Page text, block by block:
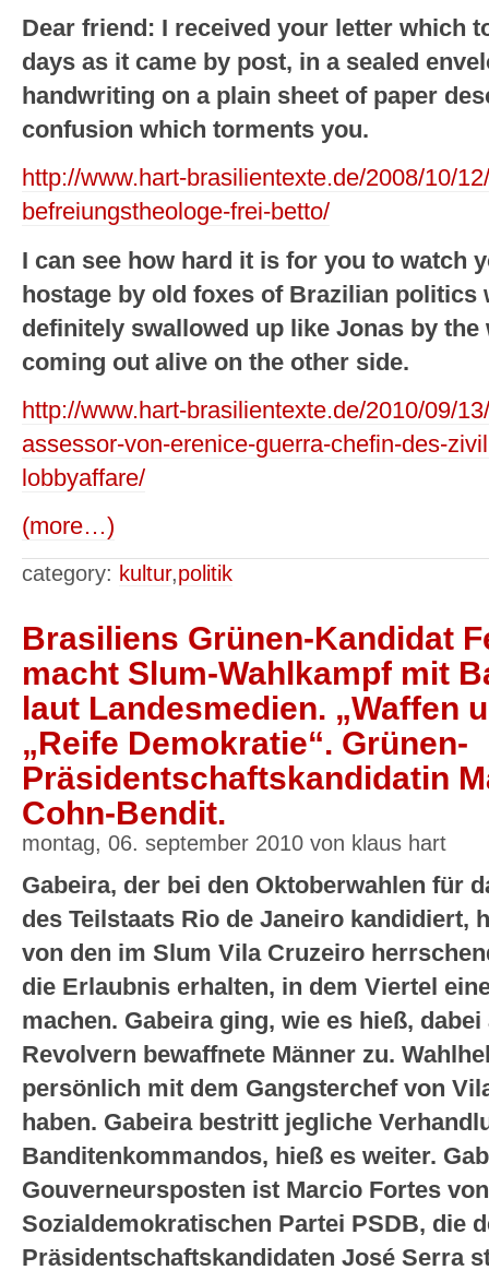
Dear friend: I received your letter which
days as it came by post, in a sealed
handwriting on a plain sheet of paper
confusion which torments you.
http://www.hart-brasilientexte.de/2008/10/
befreiungstheologe-frei-betto/
I can see how hard it is for you to watch
hostage by old foxes of Brazilian politics
definitely swallowed up like Jonas by
coming out alive on the other side.
http://www.hart-brasilientexte.de/2010/09/
assessor-von-erenice-guerra-chefin-des-
lobbyaffare/
(more…)
category: kultur,politik
Brasiliens Grünen-Kandidat
macht Slum-Wahlkampf mit
laut Landesmedien. „Waffen
„Reife Demokratie“. Grünen-
Präsidentschaftskandidatin
Cohn-Bendit.
montag, 06. september 2010 von klaus hart
Gabeira, der bei den Oktoberwahlen für
des Teilstaats Rio de Janeiro kandidiert,
von den im Slum Vila Cruzeiro
die Erlaubnis erhalten, in dem Viertel
machen. Gabeira ging, wie es hieß,
Revolvern bewaffnete Männer zu.
persönlich mit dem Gangsterchef von
haben. Gabeira bestritt jegliche
Banditenkommandos, hieß es weiter.
Gouverneursposten ist Marcio Fortes
Sozialdemokratischen Partei PSDB, die
Präsidentschaftskandidaten José Serra